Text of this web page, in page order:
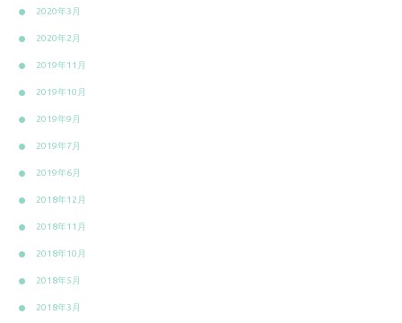
2020年3月
2020年2月
2019年11月
2019年10月
2019年9月
2019年7月
2019年6月
2018年12月
2018年11月
2018年10月
2018年5月
2018年3月